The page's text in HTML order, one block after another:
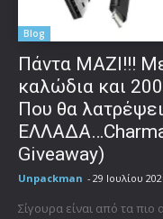
Blog
Πάντα ΜΑΖΙ!!!
καλώδια και
Που θα
Giveaway)
Unpackman - 29 Ιουλίου
Σίγουρα είναι από τα